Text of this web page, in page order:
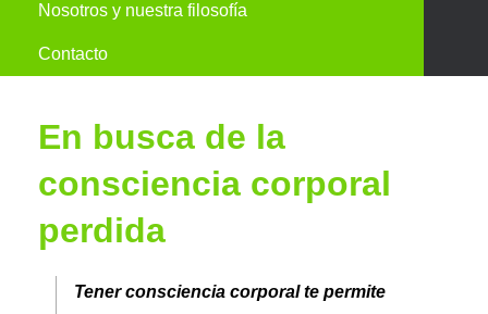
Nosotros y nuestra filosofía
Contacto
En busca de la
consciencia corporal
perdida
Tener consciencia corporal te permite